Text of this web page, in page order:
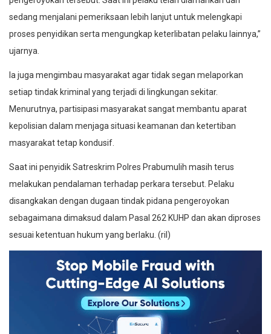
sedang menjalani pemeriksaan lebih lanjut untuk melengkapi
proses penyidikan serta mengungkap keterlibatan pelaku lainnya,”
ujarnya.
Ia juga mengimbau masyarakat agar tidak segan melaporkan
setiap tindak kriminal yang terjadi di lingkungan sekitar.
Menurutnya, partisipasi masyarakat sangat membantu aparat
kepolisian dalam menjaga situasi keamanan dan ketertiban
masyarakat tetap kondusif.
Saat ini penyidik Satreskrim Polres Prabumulih masih terus
melakukan pendalaman terhadap perkara tersebut. Pelaku
disangkakan dengan dugaan tindak pidana pengeroyokan
sebagaimana dimaksud dalam Pasal 262 KUHP dan akan diproses
sesuai ketentuan hukum yang berlaku. (ril)